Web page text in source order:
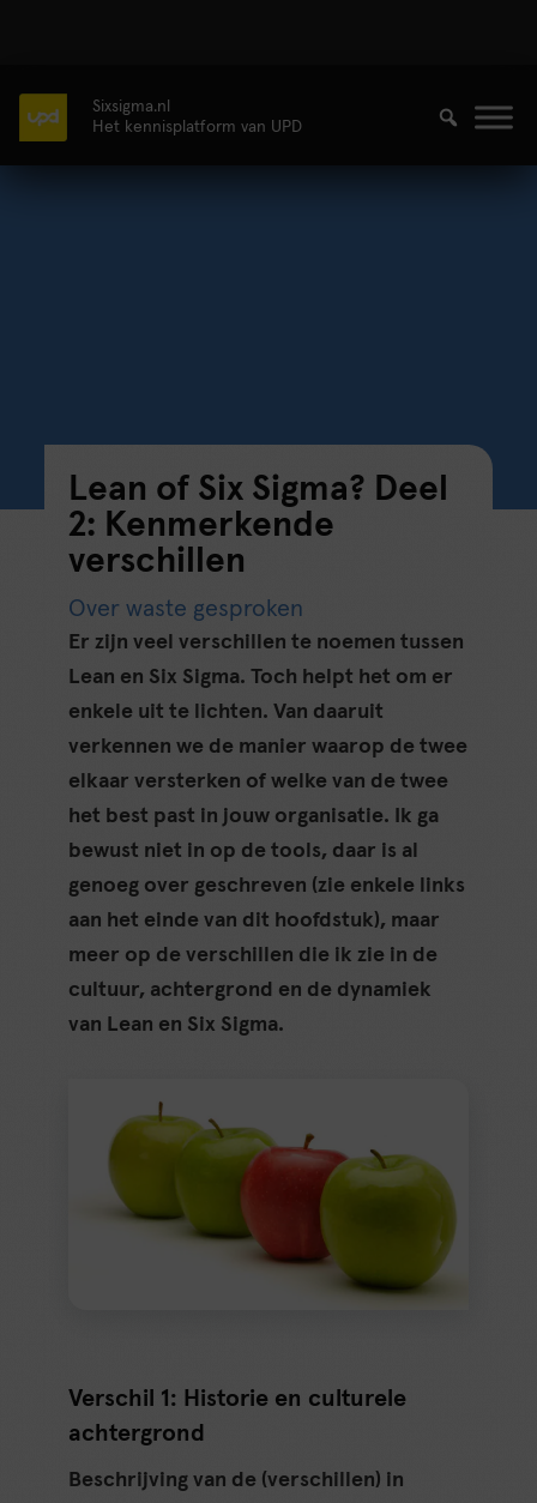
Sixsigma.nl
Het kennisplatform van UPD
Lean of Six Sigma? Deel
2: Kenmerkende
verschillen
Over waste gesproken
Er zijn veel verschillen te noemen tussen
Lean en Six Sigma. Toch helpt het om er
enkele uit te lichten. Van daaruit
verkennen we de manier waarop de twee
elkaar versterken of welke van de twee
het best past in jouw organisatie. Ik ga
bewust niet in op de tools, daar is al
genoeg over geschreven (zie enkele links
aan het einde van dit hoofdstuk), maar
meer op de verschillen die ik zie in de
cultuur, achtergrond en de dynamiek
van Lean en Six Sigma.
Verschil 1: Historie en culturele
achtergrond
Beschrijving van de (verschillen) in